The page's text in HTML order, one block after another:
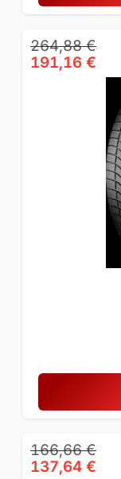
264,88€
Algne
hind
191,16 €
Praegune
hind
166,66€
Algne
hind
137,64 €
Praegune
hind